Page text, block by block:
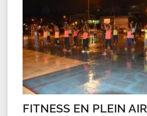
FITNESS EN PLEIN AIR